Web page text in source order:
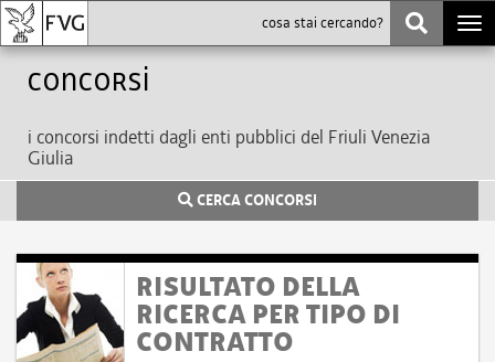
Concorsi
i concorsi indetti dagli enti pubblici del Friuli Venezia
Giulia
CERCA CONCORSI
RISULTATO DELLA
RICERCA PER TIPO DI
CONTRATTO